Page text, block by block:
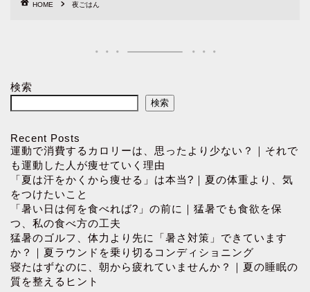
HOME 夜ごはん
検索
検索
Recent Posts
運動で消費するカロリーは、思ったより少ない？｜それで
も運動した人が痩せていく理由
「夏は汗をかくから痩せる」は本当?｜夏の体重より、気
をつけたいこと
「暑い日は何を食べれば?」の前に｜猛暑でも食欲を保
つ、私の食べ方の工夫
猛暑のゴルフ、体力より先に「暑さ対策」できています
か？｜夏ラウンドを乗り切るコンディショニング
寝たはずなのに、朝から疲れていませんか？｜夏の睡眠の
質を整えるヒント